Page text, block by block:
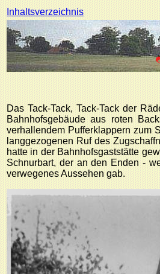
Inhaltsverzeichnis
Das Tack-Tack, Tack-Tack der
Bahnhofsgebäude aus roten
verhallendem Pufferklappern zum
langgezogenen Ruf des
hatte in der Bahnhofsgaststätte
Schnurbart, der an den Enden -
verwegenes Aussehen gab.